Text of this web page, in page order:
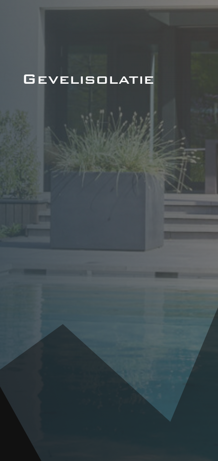
Gevelisolatie